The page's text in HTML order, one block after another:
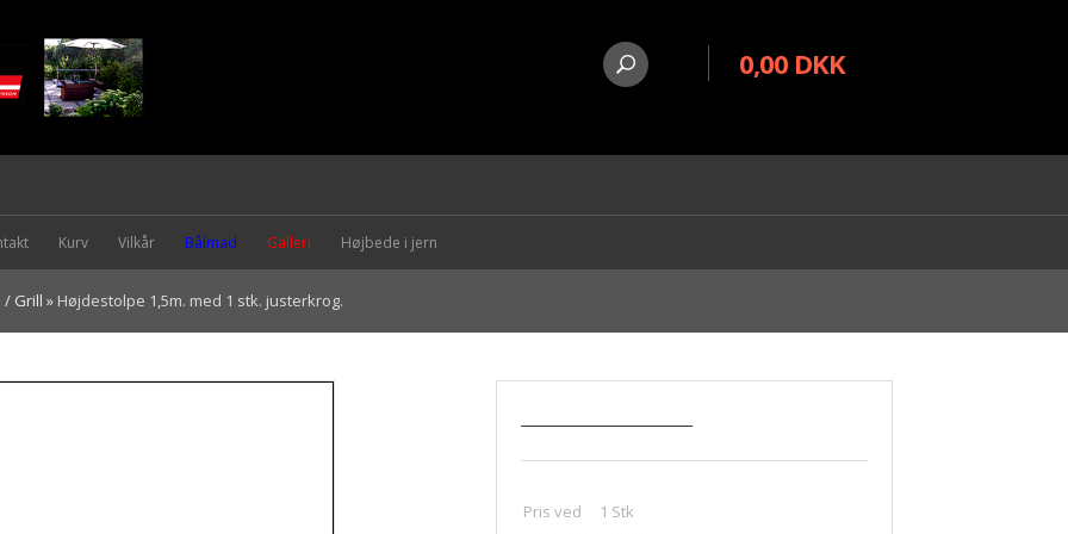
0,00 DKK
Kurv Vilkår Bålmad Galleri Højbede i jern
/ Grill » Højdestolpe 1,5m. med 1 stk. justerkrog.
Pris ved 1 Stk